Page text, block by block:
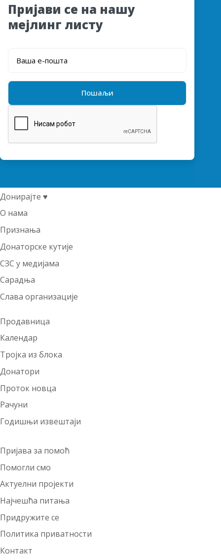
Пријави се на нашу
мејлинг листу
Донирајте ♥
О нама
Признања
Донаторске кутије
СЗС у медијама
Сарадња
Слава организације
Продавница
Календар
Тројка из блока
Донатори
Проток новца
Рачуни
Годишњи извештаји
Пријава за помоћ
Помогли смо
Актуелни пројекти
Најчешћа питања
Придружите се
Политика приватности
Контакт